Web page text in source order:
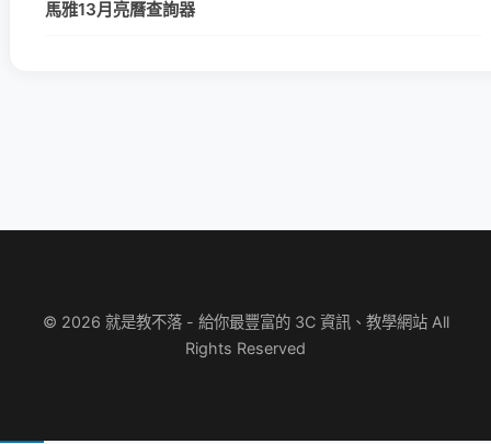
馬雅13月亮曆查詢器
© 2026 就是教不落 - 給你最豐富的 3C 資訊、教學網站 All
Rights Reserved